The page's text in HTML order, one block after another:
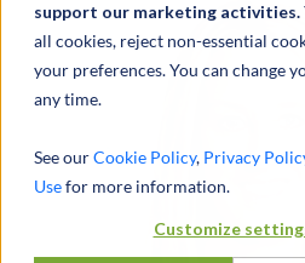
support our marketing activities.
all cookies, reject non-essential
your preferences. You can change
any time.
See ourCookie Policy, Privacy
Usefor more information.
Customize